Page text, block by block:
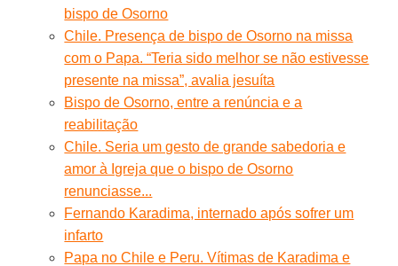
bispo de Osorno
Chile. Presença de bispo de Osorno na missa
com o Papa. “Teria sido melhor se não estivesse
presente na missa”, avalia jesuíta
Bispo de Osorno, entre a renúncia e a
reabilitação
Chile. Seria um gesto de grande sabedoria e
amor à Igreja que o bispo de Osorno
renunciasse...
Fernando Karadima, internado após sofrer um
infarto
Papa no Chile e Peru. Vítimas de Karadima e